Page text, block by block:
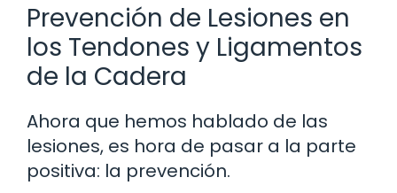
Prevención de Lesiones en
los Tendones y Ligamentos
de la Cadera
Ahora que hemos hablado de las
lesiones, es hora de pasar a la parte
positiva: la prevención.